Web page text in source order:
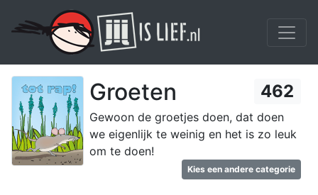
Groeten 462
Gewoon de groetjes doen, dat doen
we eigenlijk te weinig en het is zo leuk
om te doen!
Kies een andere categorie